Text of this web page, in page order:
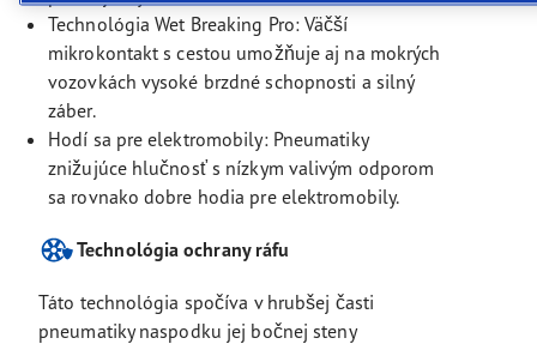
Technológia Wet Breaking Pro: Väčší
mikrokontakt s cestou umožňuje aj na mokrých
vozovkách vysoké brzdné schopnosti a silný
záber.
Hodí sa pre elektromobily: Pneumatiky
znižujúce hlučnosť s nízkym valivým odporom
sa rovnako dobre hodia pre elektromobily.
Technológia ochrany ráfu
Táto technológia spočíva v hrubšej časti
pneumatiky naspodku jej bočnej steny